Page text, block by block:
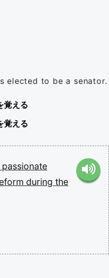
elected to be a senator.
覚える
覚える
passionate
during the